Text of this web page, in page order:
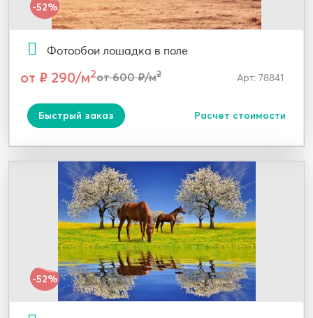
-52%
Фотообои лошадка в поле
от ₽ 290/м2от 600 ₽/м2 Арт: 78841
Быстрый заказ Расчет стоимости
-52%